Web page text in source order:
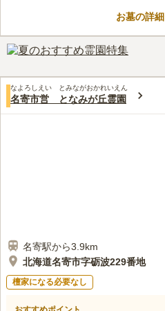
ができます。 市が管理して
のある土地で静かに眠りたい
口コミ評価
70代男性
葬儀場が近くにあるが、食事
汲み場があるだけで、ゴミ捨て場もなく
お墓の詳
なよろしえい とみながおかれいえん
名寄市営 となみが丘霊園
名寄駅から3.9km
北海道名寄市字砺波229番地
檀家になる必要なし